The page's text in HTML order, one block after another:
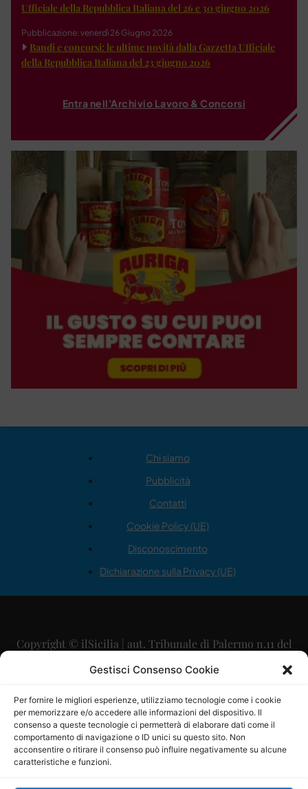
Gestisci Consenso Cookie
Per fornire le migliori esperienze, utilizziamo tecnologie come i cookie
per memorizzare e/o accedere alle informazioni del dispositivo. Il
consenso a queste tecnologie ci permetterà di elaborare dati come il
comportamento di navigazione o ID unici su questo sito. Non
acconsentire o ritirare il consenso può influire negativamente su alcune
caratteristiche e funzioni.
Ufficiale della Repubblica Italiana del 26 e 30 giugno 2026
Pubblicazione: venerdì 26 Giugno 2026
Bandi e concorsi: le ultime novità dalla Gazzetta Ufficiale
della Repubblica Italiana del 23 giugno 2026
Entra nell'Archivio Lavoro & Concorsi
Chi siamo
Pubblicità
Contatti
Cookie Policy (UE)
Disconoscimento
Dichiarazione sulla Privacy (UE)
Copyright © ilSicilia | aut. Tribunale di Palermo n.11 del
29/09/2015
Direttore Editoriale: Maurizio Scaglione
Direttore Responsabile: Maria Calabrese